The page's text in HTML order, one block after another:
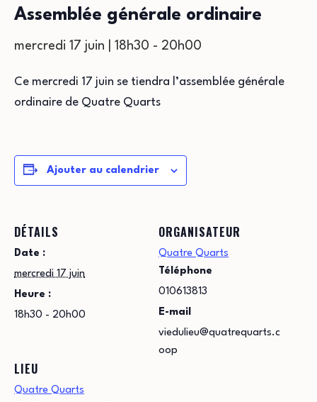
Assemblée générale ordinaire
mercredi 17 juin | 18h30 - 20h00
Ce mercredi 17 juin se tiendra l’assemblée générale
ordinaire de Quatre Quarts
Ajouter au calendrier
DÉTAILS
Date :
mercredi 17 juin
Heure :
18h30 - 20h00
LIEU
Quatre Quarts
ORGANISATEUR
Quatre Quarts
Téléphone
010613813
E-mail
viedulieu@quatrequarts.c
oop